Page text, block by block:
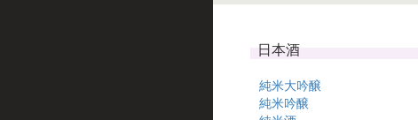
日本酒
純米大吟醸
純米吟醸